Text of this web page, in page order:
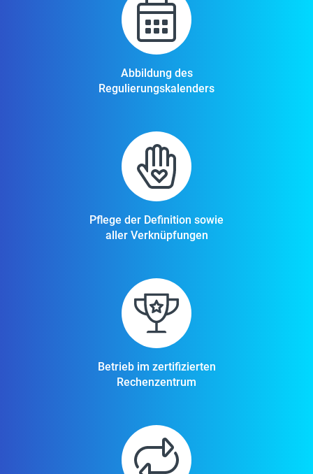
Abbildung des
Regulierungskalenders
Pflege der Definition sowie
aller Verknüpfungen
Betrieb im zertifizierten
Rechenzentrum